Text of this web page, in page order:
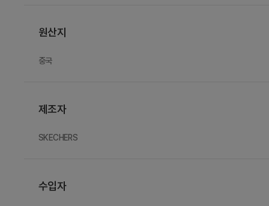
원산지
중국
제조자
SKECHERS
수입자